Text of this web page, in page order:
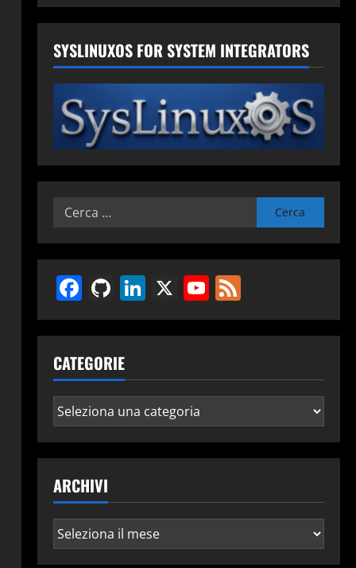
SYSLINUXOS FOR SYSTEM INTEGRATORS
Ricerca
Facebook
GitHub
LinkedIn
X YouTube
Feed
CATEGORIE
Categorie
ARCHIVI
Archivi